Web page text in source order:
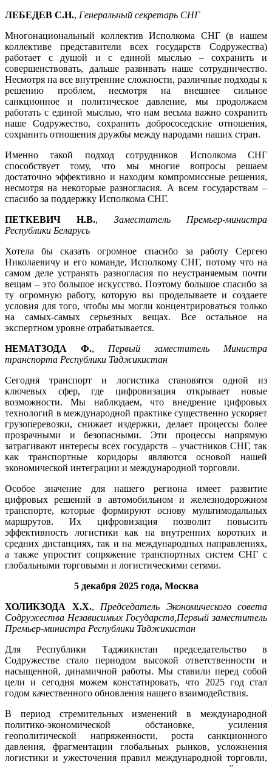
ЛЕБЕДЕВ С.Н., Генеральный секретарь СНГ
Многонациональный коллектив Исполкома СНГ (в нашем
коллективе представители всех государств Содружества)
работает с душой и с единой мыслью – сохранить и
совершенствовать, дальше развивать наше сотрудничество.
Несмотря на все внутренние сложности, различные подходы к
решению проблем, несмотря на внешнее сильное
санкционное и политическое давление, мы продолжаем
работать с единой мыслью, что нам весьма важно сохранить
наше Содружество, сохранить добрососедские отношения,
сохранить отношения дружбы между народами наших стран.
Именно такой подход сотрудников Исполкома СНГ
способствует тому, что мы многие вопросы решаем
достаточно эффективно и находим компромиссные решения,
несмотря на некоторые разногласия. А всем государствам –
спасибо за поддержку Исполкома СНГ.
ПЕТКЕВИЧ Н.В., Заместитель Премьер-министра
Республики Беларусь
Хотела бы сказать огромное спасибо за работу Сергею
Николаевичу и его команде, Исполкому СНГ, потому что на
самом деле устранять разногласия по неустраняемым почти
вещам – это большое искусство. Поэтому большое спасибо за
ту огромную работу, которую вы проделываете и создаете
условия для того, чтобы мы могли концентрироваться только
на самых-самых серьезных вещах. Все остальное на
экспертном уровне отрабатывается.
НЕМАТЗОДА Ф., Первый заместитель Министра
транспорта Республики Таджикистан
Сегодня транспорт и логистика становятся одной из
ключевых сфер, где цифровизация открывает новые
возможности. Мы наблюдаем, что внедрение цифровых
технологий в международной практике существенно ускоряет
грузоперевозки, снижает издержки, делает процессы более
прозрачными и безопасными. Эти процессы напрямую
затрагивают интересы всех государств – участников СНГ, так
как транспортные коридоры являются основой нашей
экономической интеграции и международной торговли.
Особое значение для нашего региона имеет развитие
цифровых решений в автомобильном и железнодорожном
транспорте, которые формируют основу мультимодальных
маршрутов. Их цифровизация позволит повысить
эффективность логистики как на внутренних коротких и
средних дистанциях, так и на международных направлениях,
а также упростит сопряжение транспортных систем СНГ с
глобальными торговыми и логистическими сетями.
5 декабря 2025 года, Москва
ХОЛИКЗОДА Х.Х., Председатель Экономического совета
Содружества Независимых Государств, Первый заместитель
Премьер-министра Республики Таджикистан
Для Республики Таджикистан председательство в
Содружестве стало периодом высокой ответственности и
насыщенной, динамичной работы. Мы ставили перед собой
цели и сегодня можем констатировать, что 2025 год стал
годом качественного обновления нашего взаимодействия.
В период стремительных изменений в международной
политико-экономической обстановке, усиления
геополитической напряженности, роста санкционного
давления, фрагментации глобальных рынков, усложнения
логистики и ужесточения правил международной торговли,